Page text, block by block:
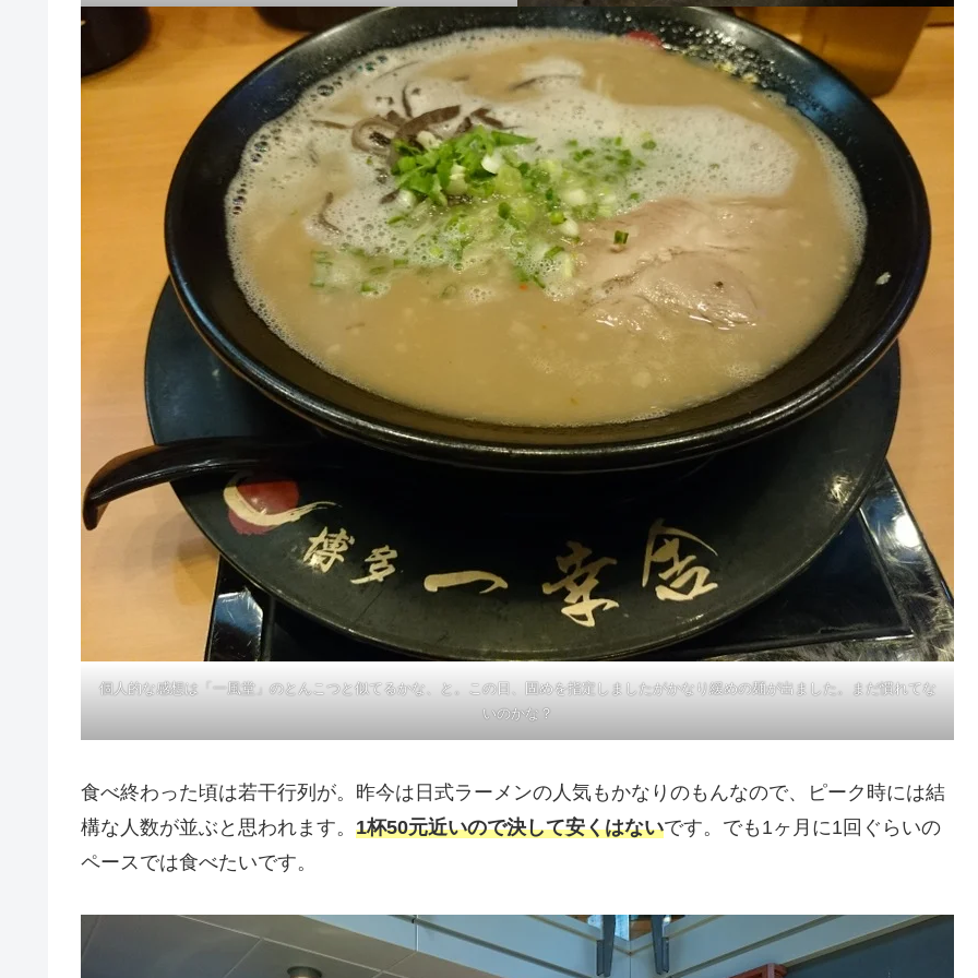
個人的な感想は「一風堂」のとんこつと似てるかな、と。この日、固めを指定しましたがかなり緩めの麺が出ました。まだ慣れてな
いのかな？
食べ終わった頃は若干行列が。昨今は日式ラーメンの人気もかなりのもんなので、ピーク時には結
構な人数が並ぶと思われます。 1杯50元近いので決して安くはないです。でも1ヶ月に1回ぐらいの
ペースでは食べたいです。